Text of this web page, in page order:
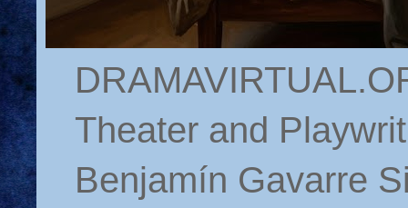
Theater and
Benjamín Gavarre